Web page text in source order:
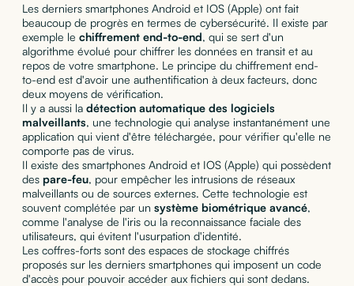
Les derniers smartphones Android et IOS (Apple) ont fait
beaucoup de progrès en termes de cybersécurité. Il existe par
exemple le chiffrement end-to-end, qui se sert d'un
algorithme évolué pour chiffrer les données en transit et au
repos de votre smartphone. Le principe du chiffrement end-
to-end est d'avoir une authentification à deux facteurs, donc
deux moyens de vérification.
Il y a aussi la détection automatique des logiciels
malveillants, une technologie qui analyse instantanément une
application qui vient d'être téléchargée, pour vérifier qu'elle ne
comporte pas de virus.
Il existe des smartphones Android et IOS (Apple) qui possèdent
des pare-feu, pour empêcher les intrusions de réseaux
malveillants ou de sources externes. Cette technologie est
souvent complétée par un système biométrique avancé,
comme l'analyse de l'iris ou la reconnaissance faciale des
utilisateurs, qui évitent l'usurpation d'identité.
Les coffres-forts sont des espaces de stockage chiffrés
proposés sur les derniers smartphones qui imposent un code
d'accès pour pouvoir accéder aux fichiers qui sont dedans.